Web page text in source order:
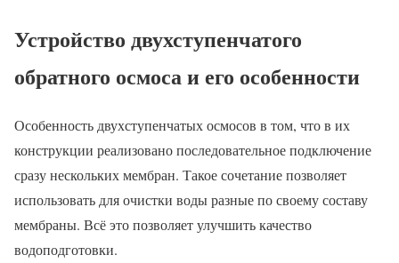
Устройство двухступенчатого
обратного осмоса и его особенности
Особенность двухступенчатых осмосов в том, что в их
конструкции реализовано последовательное подключение
сразу нескольких мембран. Такое сочетание позволяет
использовать для очистки воды разные по своему составу
мембраны. Всё это позволяет улучшить качество
водоподготовки.